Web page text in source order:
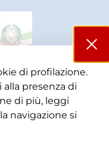
di profilazione.
presenza di
di più, leggi
navigazione si